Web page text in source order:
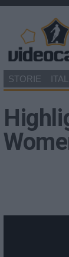
STORIE